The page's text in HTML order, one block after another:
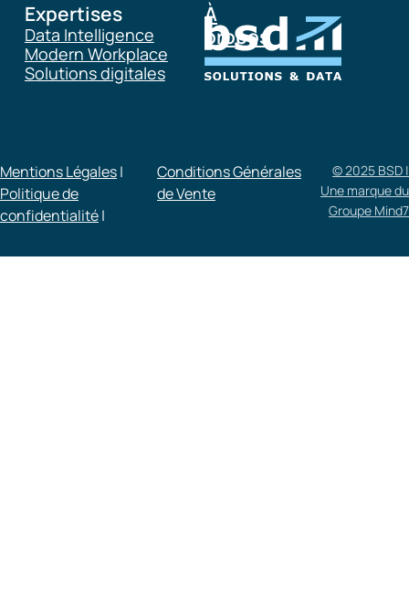
Expertises
Data Intelligence
Modern Workplace
Solutions digitales
À
propos
Mentions Légales|
Politique de
confidentialité|
Conditions Générales
de Vente​
© 2025 BSD |
Une marque du
Groupe Mind7